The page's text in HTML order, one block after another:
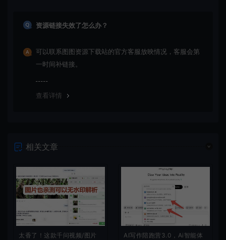
资源链接失效了怎么办？
可以联系图图资源下载站的官方客服放映情况，客服会第
一时间补链接。
查看详情
相关文章
太香了！这款千问视频/图片
AI写作陪跑营3.0，Ai智能体